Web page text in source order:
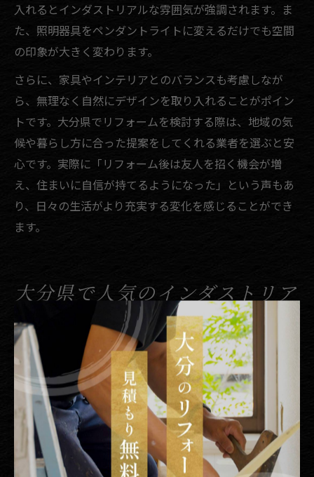
入れるとインダストリアルな雰囲気が強調されます。ま
た、照明器具をペンダントライトに変えるだけでも空間
の印象が大きく変わります。
さらに、家具やインテリアとのバランスも考慮しなが
ら、無理なく自然にデザインを取り入れることがポイン
トです。大分県でリフォームを検討する際は、地域の気
候や暮らし方に合った提案をしてくれる業者を選ぶと安
心です。実際に「リフォーム後は友人を招く機会が増
え、住まいに自信が持てるようになった」という声もあ
り、日々の生活がより充実する変化を感じることができ
ます。
大分県で人気のインダストリア
ル事例紹介
リフォームで実現した人気の事例を詳しく紹介
大分県で人気のリフォーム事例として、キッチンやリビ
ングのインダストリアルテイストへの改装が注目されて
います。無骨なアイアン素材やコンクリート調の壁紙を
取り入れることで、住まい全体に洗練された雰囲気を演